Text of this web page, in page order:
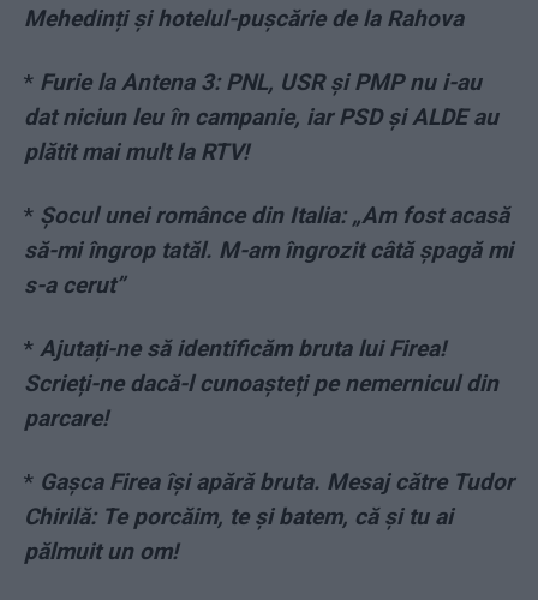
Mehedinți și hotelul-pușcărie de la Rahova
* Furie la Antena 3: PNL, USR și PMP nu i-au
dat niciun leu în campanie, iar PSD și ALDE au
plătit mai mult la RTV!
* Șocul unei românce din Italia: „Am fost acasă
să-mi îngrop tatăl. M-am îngrozit câtă șpagă mi
s-a cerut”
* Ajutați-ne să identificăm bruta lui Firea!
Scrieți-ne dacă-l cunoașteți pe nemernicul din
parcare!
* Gașca Firea își apără bruta. Mesaj către Tudor
Chirilă: Te porcăim, te și batem, că și tu ai
pălmuit un om!